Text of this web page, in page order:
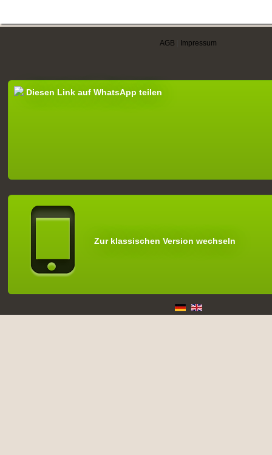
AGB Impressum
Diesen Link auf WhatsApp teilen
Zur klassischen Version wechseln